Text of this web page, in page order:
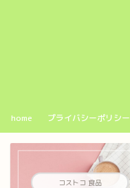
home プライバシーポリシー
コストコ 食品